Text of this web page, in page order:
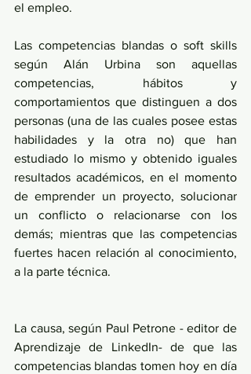
el empleo.
Las competencias blandas o soft skills
según Alán Urbina son aquellas
competencias, hábitos y
comportamientos que distinguen a dos
personas (una de las cuales posee estas
habilidades y la otra no) que han
estudiado lo mismo y obtenido iguales
resultados académicos, en el momento
de emprender un proyecto, solucionar
un conflicto o relacionarse con los
demás; mientras que las competencias
fuertes hacen relación al conocimiento,
a la parte técnica.
La causa, según Paul Petrone - editor de
Aprendizaje de LinkedIn- de que las
competencias blandas tomen hoy en día